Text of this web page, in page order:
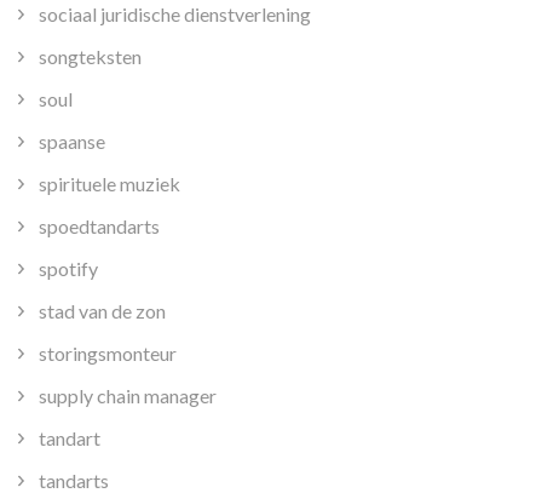
sociaal juridische dienstverlening
songteksten
soul
spaanse
spirituele muziek
spoedtandarts
spotify
stad van de zon
storingsmonteur
supply chain manager
tandart
tandarts